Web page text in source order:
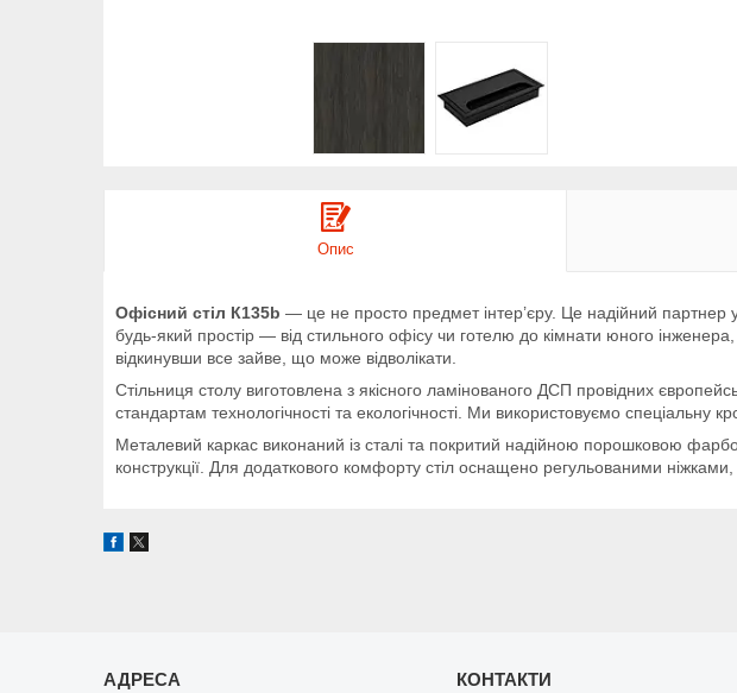
Опис
Офісний стіл К135b — це не просто предмет інтер’єру. Це надійний партнер
будь-який простір — від стильного офісу чи готелю до кімнати юного
відкинувши все зайве, що може відволікати.
Стільниця столу виготовлена з якісного ламінованого ДСП провідних
стандартам технологічності та екологічності. Ми використовуємо
Металевий каркас виконаний із сталі та покритий надійною порошковою
конструкції. Для додаткового комфорту стіл оснащено регульованими